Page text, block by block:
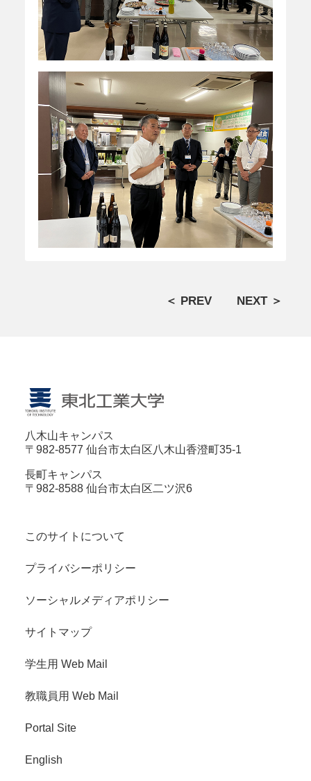
＜ PREV NEXT ＞
八木山キャンパス
〒982-8577 仙台市太白区八木山香澄町35-1
長町キャンパス
〒982-8588 仙台市太白区二ツ沢6
このサイトについて
プライバシーポリシー
ソーシャルメディアポリシー
サイトマップ
学生用 Web Mail
教職員用 Web Mail
Portal Site
English